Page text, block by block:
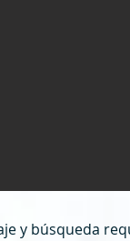
y búsqueda